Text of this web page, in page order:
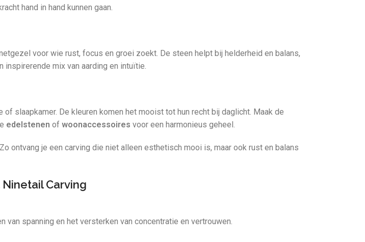
hand in hand kunnen gaan.
voor wie rust, focus en groei zoekt. De steen helpt bij helderheid en balans,
mix van aarding en intuïtie.
slaapkamer. De kleuren komen het mooist tot hun recht bij daglicht. Maak de
edelstenen of woonaccessoires voor een harmonieus geheel.
ontvang je een carving die niet alleen esthetisch mooi is, maar ook rust en balans
Carving
spanning en het versterken van concentratie en vertrouwen.